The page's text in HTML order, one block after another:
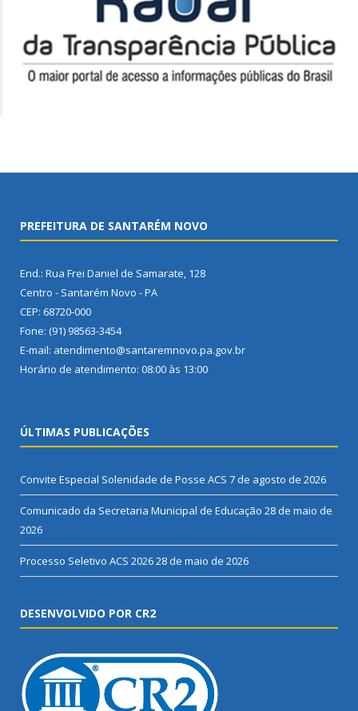
PREFEITURA DE SANTARÉM NOVO
End.: Rua Frei Daniel de Samarate, 128
Centro - Santarém Novo - PA
CEP: 68720-000
Fone: (91) 98563-3454
E-mail: atendimento@santaremnovo.pa.gov.br
Horário de atendimento: 08:00 às 13:00
ÚLTIMAS PUBLICAÇÕES
Convite Especial Solenidade de Posse ACS 7 de agosto de 2026
Comunicado da Secretaria Municipal de Educação 28 de maio de
2026
Processo Seletivo ACS 202628 de maio de 2026
DESENVOLVIDO POR CR2